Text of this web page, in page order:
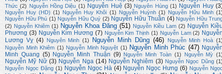
Thức (2) Nguyễn Hồng Diệu (1) Nguyễn Huệ (3) Nguyên Hùng (1) Nguyễn Huy
Nguyễn Huy (HD) (1) Nguyễn Huy Khôi (1) Nguyễn Huỳnh (1) Nguyễn Hữu Minh
Nguyễn Hữu Phú (1) Nguyễn Hữu Quý (2) Nguyễn Hữu Thuần (4) Nguyễn Hữu
(2) Nguyễn Khiêm (1) Nguyễn Khoa Đăng (51) Nguyễn Kiều Lam (2) Nguyễn
Phương (3) Nguyễn Kim Hương (7) Nguyễn Kim Thịnh (1) Nguyễn Lam (2)
Lương Vỵ (4) Nguyên Minh (1) Nguyễn Minh Dũng (46) Nguyễn Minh Hoà
Nguyễn Minh Khiêm (1) Nguyễn Minh Nguyệt (1) Nguyễn Minh Phúc (47)
Minh Quang (5) Nguyễn Minh Thuận (9) Nguyễn Minh Toàn (1) Nguyễn Mỳ
Nguyễn Mỹ Nữ (3) Nguyễn Nga (14) Nguyễn Nghiêm (3) Nguyễn Ngọc Dũng
Nguyễn Ngọc Đặng (1) Nguyễn Ngọc Hà (4) Nguyễn Ngọc Hưng (6) Nguyễn